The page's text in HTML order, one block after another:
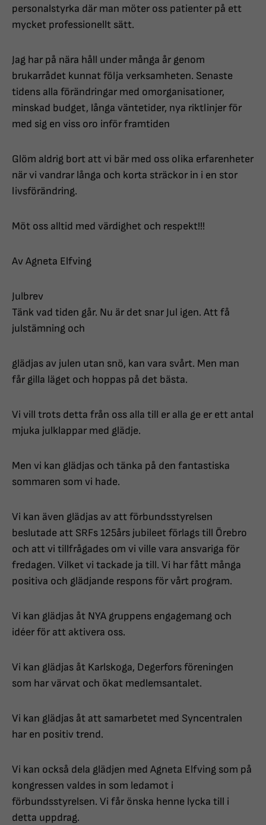
personalstyrka där man möter oss patienter på ett
mycket professionellt sätt.
Jag har på nära håll under många år genom
brukarrådet kunnat följa verksamheten. Senaste
tidens alla förändringar med omorganisationer,
minskad budget, långa väntetider, nya riktlinjer för
med sig en viss oro inför framtiden
Glöm aldrig bort att vi bär med oss olika erfarenheter
när vi vandrar långa och korta sträckor in i en stor
livsförändring.
Möt oss alltid med värdighet och respekt!!!
Av Agneta Elfving
Julbrev
Tänk vad tiden går. Nu är det snar Jul igen. Att få
julstämning och
glädjas av julen utan snö, kan vara svårt. Men man
får gilla läget och hoppas på det bästa.
Vi vill trots detta från oss alla till er alla ge er ett antal
mjuka julklappar med glädje.
Men vi kan glädjas och tänka på den fantastiska
sommaren som vi hade.
Vi kan även glädjas av att förbundsstyrelsen
beslutade att SRFs 125års jubileet förlags till Örebro
och att vi tillfrågades om vi ville vara ansvariga för
fredagen. Vilket vi tackade ja till. Vi har fått många
positiva och glädjande respons för vårt program.
Vi kan glädjas åt NYA gruppens engagemang och
idéer för att aktivera oss.
Vi kan glädjas åt Karlskoga, Degerfors föreningen
som har värvat och ökat medlemsantalet.
Vi kan glädjas åt att samarbetet med Syncentralen
har en positiv trend.
Vi kan också dela glädjen med Agneta Elfving som på
kongressen valdes in som ledamot i
förbundsstyrelsen. Vi får önska henne lycka till i
detta uppdrag.